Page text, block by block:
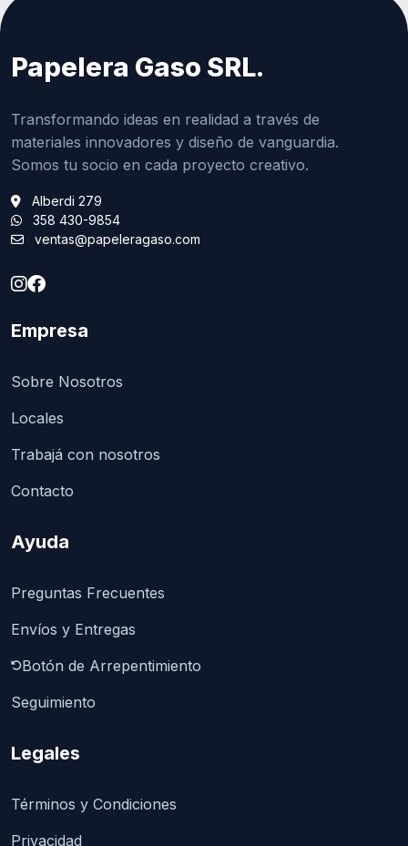
Papelera Gaso SRL.
Transformando ideas en realidad a través de
materiales innovadores y diseño de vanguardia.
Somos tu socio en cada proyecto creativo.
Alberdi 279
358 430-9854
ventas@papeleragaso.com
Empresa
Sobre Nosotros
Locales
Trabajá con nosotros
Contacto
Ayuda
Preguntas Frecuentes
Envíos y Entregas
Botón de Arrepentimiento
Seguimiento
Legales
Términos y Condiciones
Privacidad